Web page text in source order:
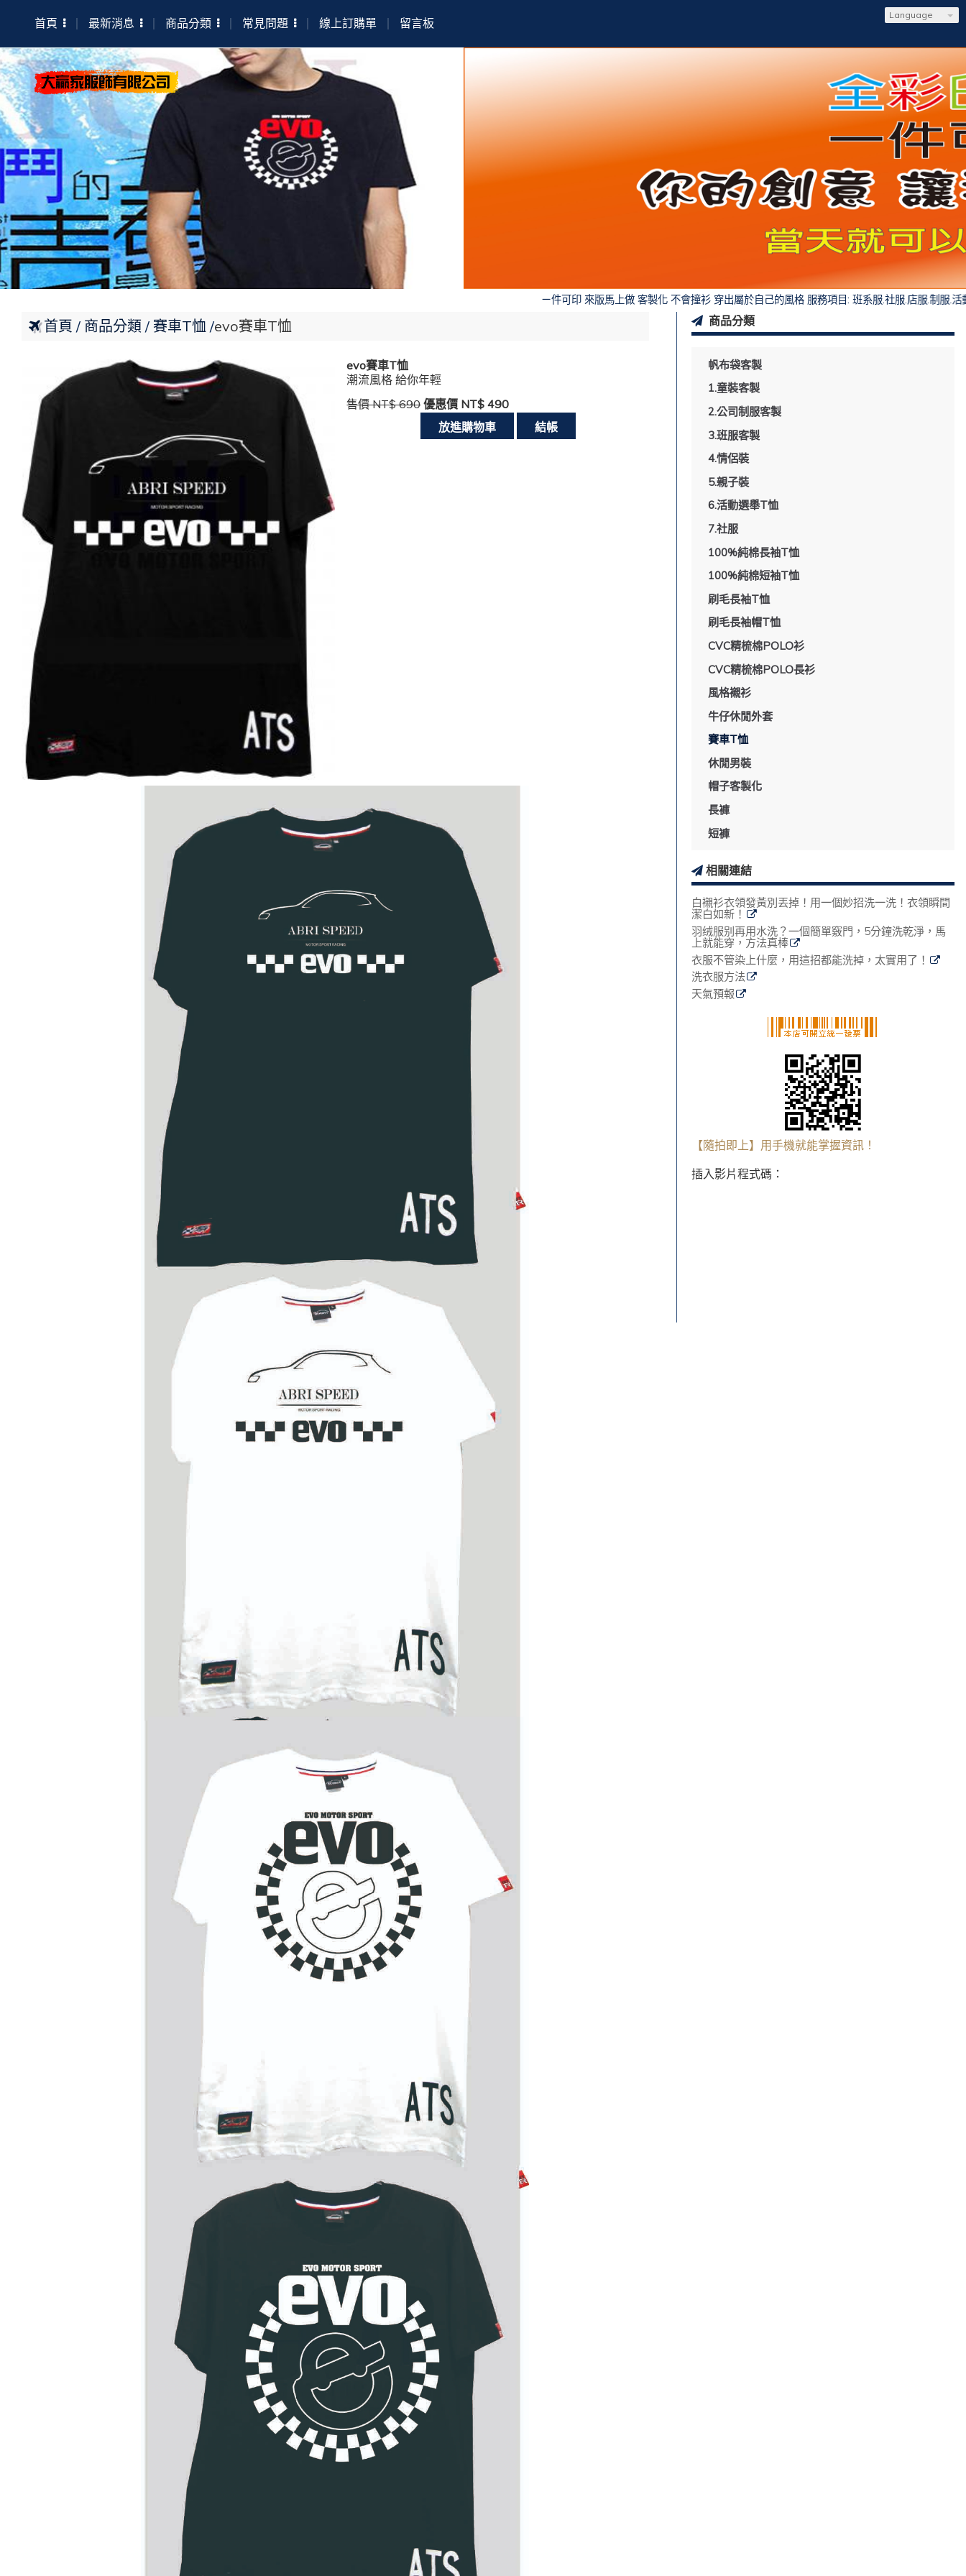
Language
首頁 最新消息 商品分類 常見問題 線上訂購單 留言板
商品分類
帆布袋客製
1.童裝客製
2.公司制服客製
3.班服客製
4.情侶裝
5.親子裝
6.活動選舉T恤
7.社服
100%純棉長袖T恤
100%純棉短袖T恤
刷毛長袖T恤
刷毛長袖帽T恤
CVC精梳棉POLO衫
CVC精梳棉POLO長衫
風格襯衫
牛仔休閒外套
賽車T恤
休閒男裝
帽子客製化
長褲
短褲
相關連結
白襯衫衣領發黃別丟掉！用一個妙招洗一洗！衣領瞬間
潔白如新！
羽绒服别再用水洗？一個簡單竅門，5分鐘洗乾淨，馬
上就能穿，方法真棒
衣服不管染上什麼，用這招都能洗掉，太實用了！
洗衣服方法
天氣預報
【隨拍即上】用手機就能掌握資訊！
插入影片程式碼：
ㄧ件可印 來版馬上做 客製化 不會撞衫 穿出屬於自己的風格 服務項目: 班系服.社服.店服.制服.活動服.
首頁 商品分類 賽車T恤 evo賽車T恤
evo賽車T恤
潮流風格 給你年輕
售價 NT$ 690 優惠價 NT$ 490